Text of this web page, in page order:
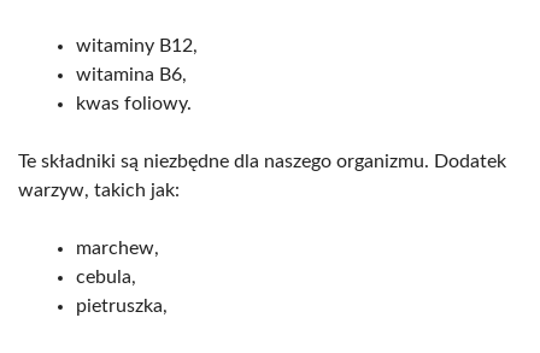
witaminy B12,
witamina B6,
kwas foliowy.
Te składniki są niezbędne dla naszego organizmu. Dodatek
warzyw, takich jak:
marchew,
cebula,
pietruszka,